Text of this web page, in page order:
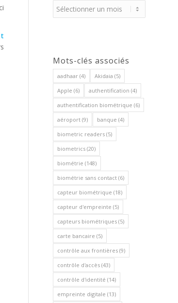
Mots-clés associés
aadhaar (4) Akidaia (5)
Apple (6) authentification (4)
authentification biométrique (6)
aéroport (9) banque (4)
biometric readers (5)
biometrics (20)
biométrie (148)
biométrie sans contact (6)
capteur biométrique (18)
capteur d'empreinte (5)
capteurs biométriques (5)
carte bancaire (5)
contrôle aux frontières (9)
contrôle d'accès (43)
contrôle d'identité (14)
empreinte digitale (13)